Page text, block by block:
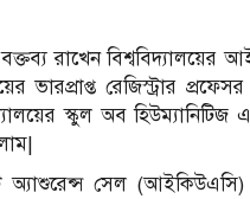
বক্তব্য রাখেন
ভারপ্রাপ্ত রেজিস্ট্রার
স্কুল অব
অ্যাশুরেন্স সেল